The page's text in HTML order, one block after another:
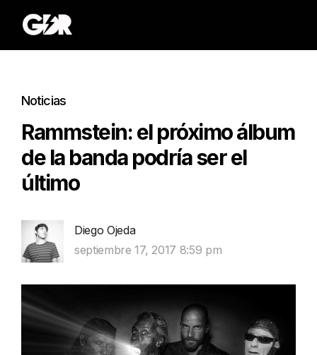
Noticias
Rammstein: el próximo álbum
de la banda podría ser el
último
Diego Ojeda
septiembre 17, 2017 8:59 pm